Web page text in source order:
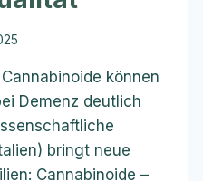
können
Demenz deutlich
bringt neue
Cannabinoide –